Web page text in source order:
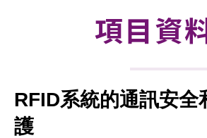
資助計劃項目資
RFID系統的通訊安全
護